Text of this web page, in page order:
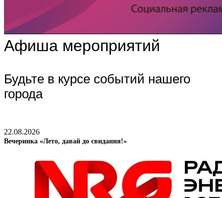
Афиша мероприятий
Будьте в курсе событий нашего
города
22.08.2026
Вечеринка «Лето, давай до свидания!»